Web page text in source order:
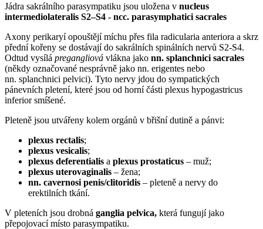
Jádra sakrálního parasympatiku jsou uložena v nucleus
intermediolateralis S2–S4 - ncc. parasymphatici sacrales
Axony perikaryí opouštějí míchu přes fila radicularia anteriora a skrz
přední kořeny se dostávají do sakrálních spinálních nervů S2-S4.
Odtud vysílá pregangliová vlákna jako nn. splanchnici sacrales
(někdy označované nesprávně jako nn. erigentes nebo
nn. splanchnici pelvici). Tyto nervy jdou do sympatických
pánevních pletení, které jsou od horní části plexus hypogastricus
inferior smíšené.
Pleteně jsou utvářeny kolem orgánů v břišní dutině a pánvi:
plexus rectalis;
plexus vesicalis;
plexus deferentialis a plexus prostaticus – muž;
plexus uterovaginalis – žena;
nn. cavernosi penis/clitoridis – pleteně a nervy do
erektilních tkání.
V pleteních jsou drobná ganglia pelvica, která fungují jako
přepojovací místo parasympatiku.